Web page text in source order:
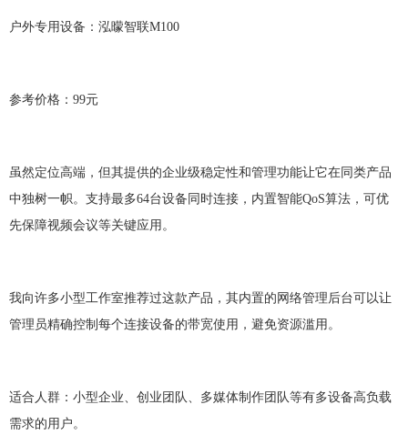
户外专用设备：泓曚智联M100
参考价格： 99元
虽然定位高端，但其提供的企业级稳定性和管理功能让它在同类产品
中独树一帜。支持最多64台设备同时连接，内置智能QoS算法，可优
先保障视频会议等关键应用。
我向许多小型工作室推荐过这款产品，其内置的网络管理后台可以让
管理员精确控制每个连接设备的带宽使用，避免资源滥用。
适合人群：小型企业、创业团队、多媒体制作团队等有多设备高负载
需求的用户。